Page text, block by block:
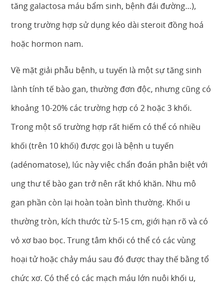
tăng galactosa máu bẩm sinh, bệnh đái đường…),
trong trường hợp sử dụng kéo dài steroit đồng hoá
hoặc hormon nam.
Về mặt giải phẫu bệnh, u tuyến là một sự tăng sinh
lành tính tế bào gan, thường đơn độc, nhưng cũng có
khoảng 10-20% các trường hợp có 2 hoặc 3 khối.
Trong một số trường hợp rất hiếm có thể có nhiều
khối (trên 10 khối) được gọi là bệnh u tuyến
(adénomatose), lúc này việc chẩn đoán phân biệt với
ung thư tế bào gan trở nên rất khó khăn. Nhu mô
gan phần còn lại hoàn toàn bình thường. Khối u
thường tròn, kích thước từ 5-15 cm, giới hạn rõ và có
vỏ xơ bao bọc. Trung tâm khối có thể có các vùng
hoại tử hoặc chảy máu sau đó được thay thế bằng tổ
chức xơ. Có thể có các mạch máu lớn nuôi khối u,